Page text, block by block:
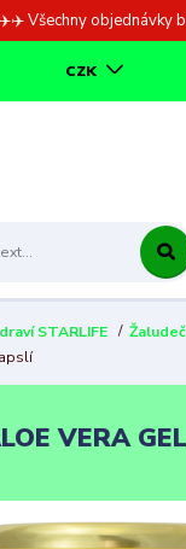
Všechny objednávky
CZK
STARLIFE
VERA